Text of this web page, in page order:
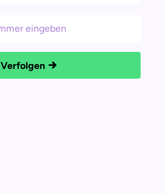
Verfolgen